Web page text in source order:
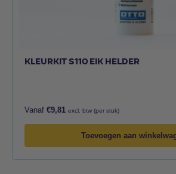
KLEURKIT S110 EIK HELDER
Vanaf €9,81 excl. btw (per stuk)
Toevoegen aan